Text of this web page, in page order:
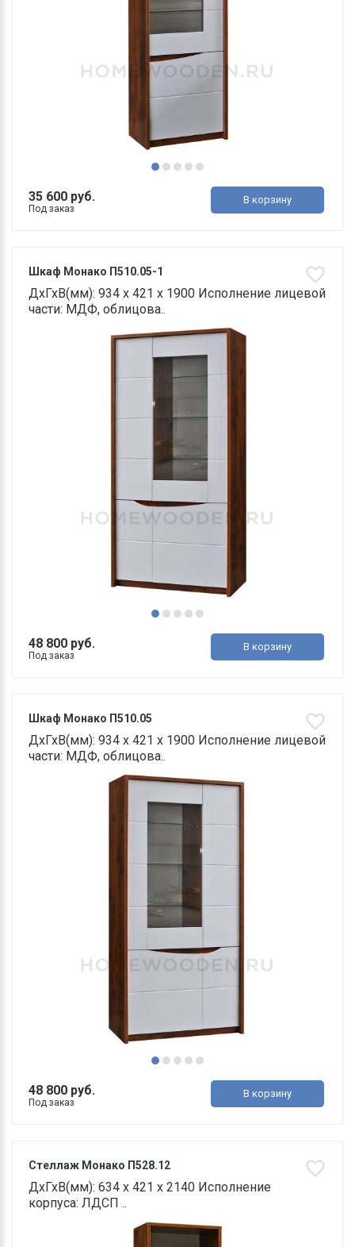
35 600 руб.
Под заказ
В корзину
Шкаф Монако П510.05-1
ДхГхВ(мм): 934 х 421 х 1900 Исполнение лицевой
части: МДФ, облицова..
48 800 руб.
Под заказ
В корзину
Шкаф Монако П510.05
ДхГхВ(мм): 934 х 421 х 1900 Исполнение лицевой
части: МДФ, облицова..
48 800 руб.
Под заказ
В корзину
Стеллаж Монако П528.12
ДхГхВ(мм): 634 х 421 х 2140 Исполнение
корпуса: ЛДСП ..